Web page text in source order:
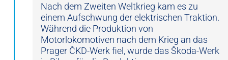
Nach dem Zweiten Weltkrieg kam es zu
einem Aufschwung der elektrischen Traktion.
Während die Produktion von
Motorlokomotiven nach dem Krieg an das
Prager ČKD-Werk fiel, wurde das Škoda-Werk